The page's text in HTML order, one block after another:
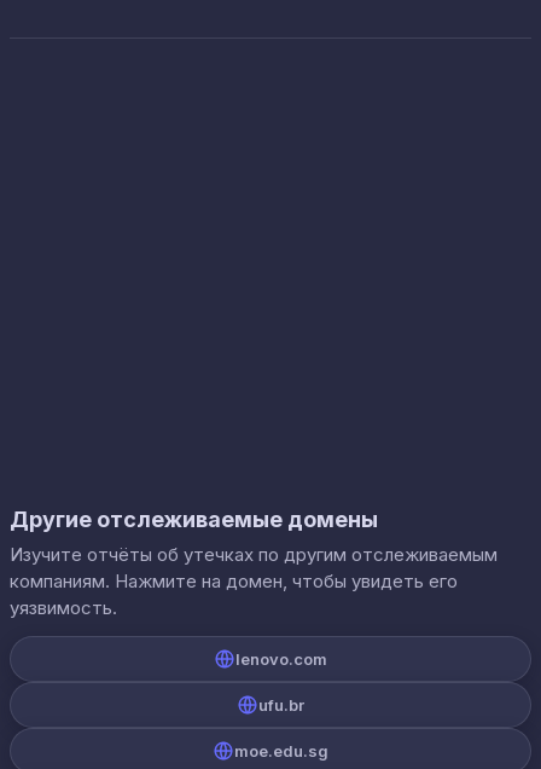
Другие отслеживаемые домены
Изучите отчёты об утечках по другим отслеживаемым
компаниям. Нажмите на домен, чтобы увидеть его
уязвимость.
lenovo.com
ufu.br
moe.edu.sg